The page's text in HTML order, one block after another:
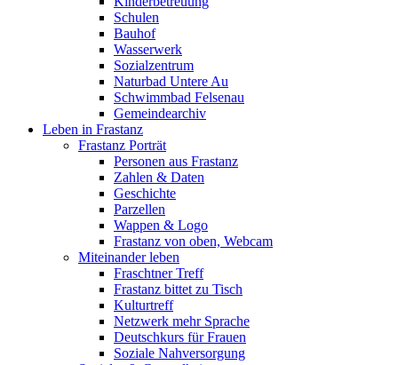
Schulen
Bauhof
Wasserwerk
Sozialzentrum
Naturbad Untere Au
Schwimmbad Felsenau
Gemeindearchiv
Leben in Frastanz
Frastanz Porträt
Personen aus Frastanz
Zahlen & Daten
Geschichte
Parzellen
Wappen & Logo
Frastanz von oben, Webcam
Miteinander leben
Fraschtner Treff
Frastanz bittet zu Tisch
Kulturtreff
Netzwerk mehr Sprache
Deutschkurs für Frauen
Soziale Nahversorgung